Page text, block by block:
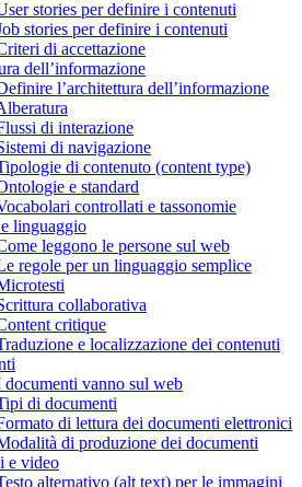
stories per definire i contenuti
stories per definire i contenuti
di accettazione
dell’informazione
l’architettura dell’informazione
di interazione
di navigazione
di contenuto (content type)
e standard
controllati e tassonomie
linguaggio
leggono le persone sul web
regole per un linguaggio semplice
collaborativa
critique
e localizzazione dei contenuti
documenti vanno sul web
di documenti
di lettura dei documenti elettronici
di produzione dei documenti
e video
alternativo (alt text) per le immagini